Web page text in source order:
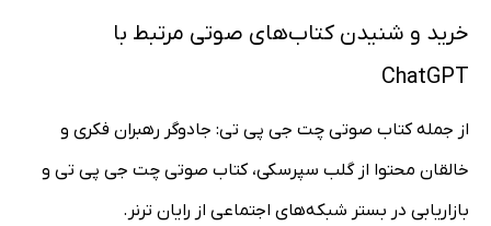
خرید و شنیدن کتاب‌های صوتی مرتبط با
ChatGPT
از جمله کتاب صوتی چت جی پی تی: جادوگر رهبران فکری و
خالقان محتوا از گلب سپرسکی، کتاب صوتی چت جی پی تی و
بازاریابی در بستر شبکه‌های اجتماعی از رایان ترنر.